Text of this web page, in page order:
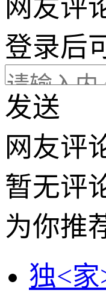
网友评
登录后
发送
网友评
暂无评
为你推
独<